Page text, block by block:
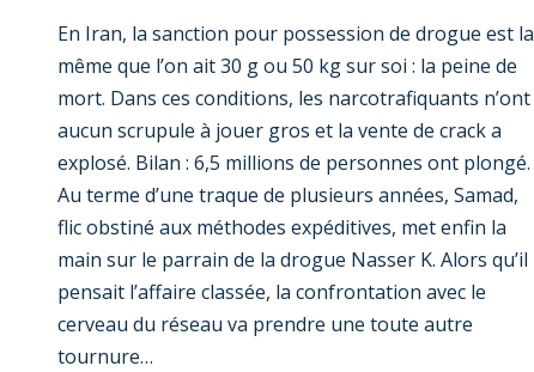
En Iran, la sanction pour possession de drogue est la
même que l’on ait 30 g ou 50 kg sur soi : la peine de
mort. Dans ces conditions, les narcotrafiquants n’ont
aucun scrupule à jouer gros et la vente de crack a
explosé. Bilan : 6,5 millions de personnes ont plongé.
Au terme d’une traque de plusieurs années, Samad,
flic obstiné aux méthodes expéditives, met enfin la
main sur le parrain de la drogue Nasser K. Alors qu’il
pensait l’affaire classée, la confrontation avec le
cerveau du réseau va prendre une toute autre
tournure…